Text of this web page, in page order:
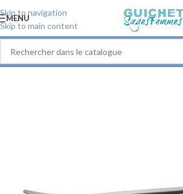
Skip to navigation
Skip to main content
MENU